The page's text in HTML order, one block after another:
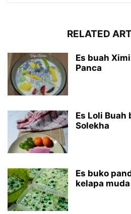
RELATED
Es buah
Panca
Es Loli
Solekha
Es buko
kelapa